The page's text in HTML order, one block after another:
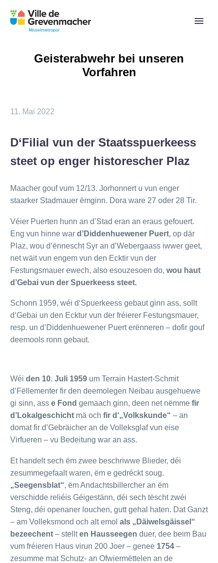
Geisterabwehr bei unseren
Vorfahren
11. Mai 2022
D‘Filial vun der Staatsspuerkeess
steet op enger historescher Plaz
Maacher gouf vum 12/13. Jorhonnert u vun enger
staarker Stadmauer ëmginn. Dora ware 27 oder 28 Tir.
Véier Puerten hunn an d’Stad eran an eraus gefouert.
Eng vun hinne war d’Diddenhuewener Puert, op där
Plaz, wou d’ënnescht Syr an d’Webergaass iwwer geet,
net wäit vun engem vun den Ecktir vun der
Festungsmauer ewech, also esouzesoen do, wou haut
d’Gebai vun der Spuerkeess steet.
Schonn 1959, wéi d‘Spuerkeess gebaut ginn ass, sollt
d‘Gebai un den Ecktur vun der fréierer Festungsmauer,
resp. un d’Diddenhuewener Puert erënneren – dofir gouf
deemools ronn gebaut.
Wéi den 10. Juli 1959 um Terrain Hastert-Schmit
d’Fëllementer fir den deemolegen Neibau ausgehuewe
gi sinn, ass e Fond gemaach ginn, deen net nëmme fir
d’Lokalgeschicht mä och fir d‘„Volkskunde“ – an
domat fir d’Gebräicher an de Volleksglaf vun eise
Virfueren – vu Bedeitung war an ass.
Et handelt sech ëm zwee beschriwwe Blieder, déi
zesummegefaalt waren, ëm e gedréckt soug.
„Seegensblat“, ëm Andachtsbillercher an ëm
verschidde reliéis Géigestänn, déi sech tëscht zwéi
Steng, déi openaner louchen, gutt gehal haten. Dat Ganzt
– am Volleksmond och alt emol als „Däiwelsgäissel“
bezeechent – stellten Hausseegen duer, dee beim Bau
vum fréieren Haus virun 200 Joer – genee 1754 –
zesumme mat Schutz- an Ofwiermëttelen an de